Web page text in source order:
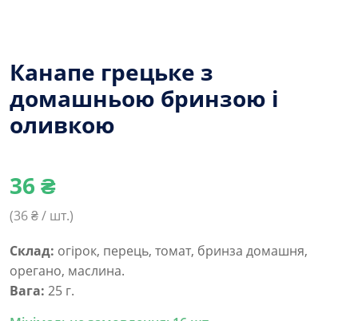
Канапе грецьке з
домашньою бринзою і
оливкою
36 ₴
(36₴ / шт.)
Склад: огірок, перець, томат, бринза домашня,
орегано, маслина.
Вага: 25 г.